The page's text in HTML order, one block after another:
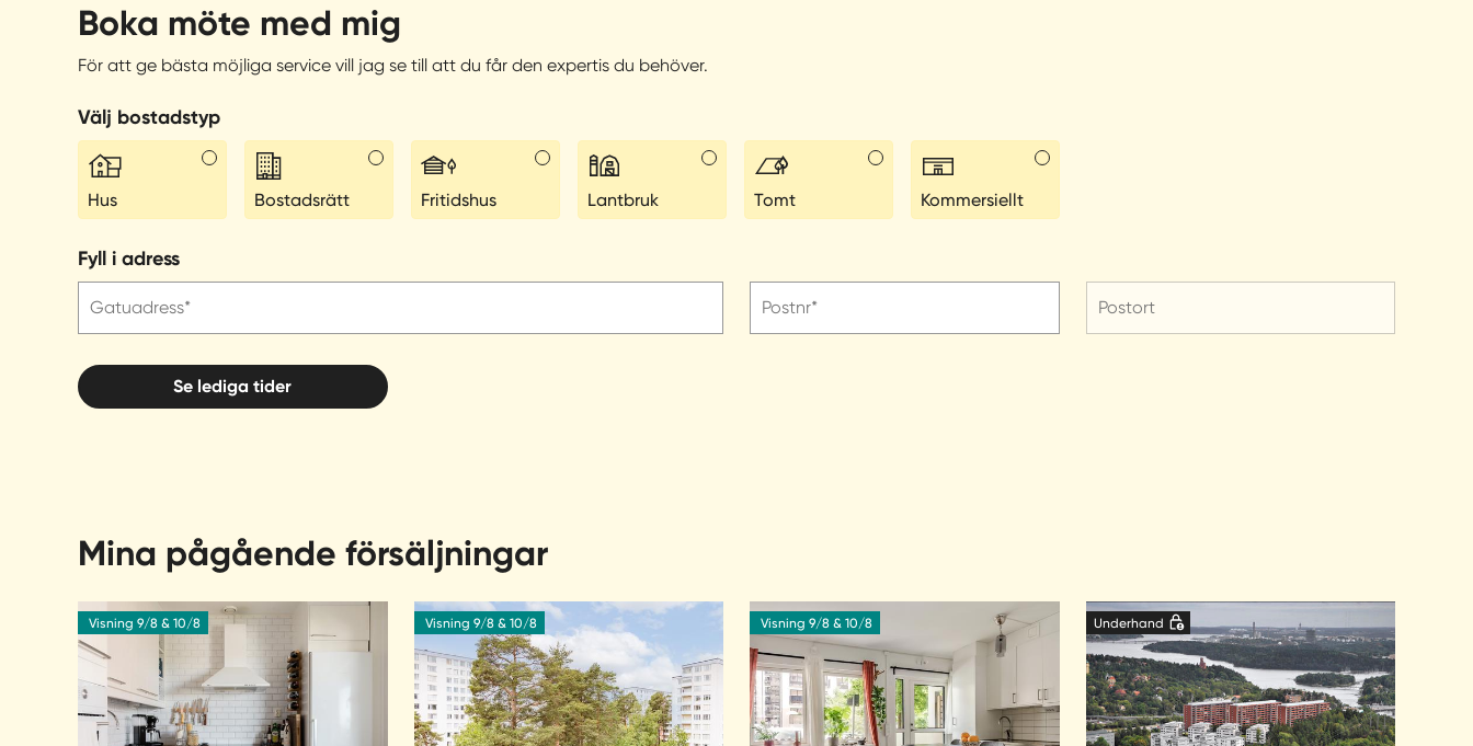
Boka möte med mig
För att ge bästa möjliga service vill jag se till att du får den expertis du behöver.
Välj bostadstyp
Hus Bostadsrätt Fritidshus Lantbruk Tomt Kommersiellt
Fyll i adress
Gatuadress* Postnr* Postort
Se lediga tider
Mina pågående försäljningar
Visning 9/8 & 10/8 Visning 9/8 & 10/8 Visning 9/8 & 10/8 Underhand